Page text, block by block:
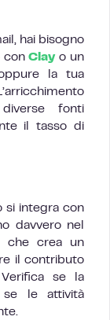
hai bisogno
conClayo un
la tua
fonti
il tasso di
si integra con
davvero nel
che crea un
il contributo
se la
se le attività